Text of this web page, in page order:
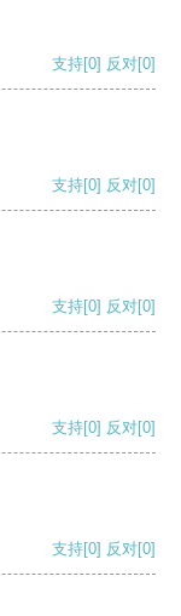
支持[0] 反对[0]
支持[0] 反对[0]
支持[0] 反对[0]
支持[0] 反对[0]
支持[0] 反对[0]